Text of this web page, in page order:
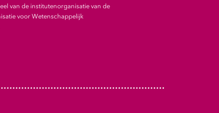
van de institutenorganisatie van de
voor Wetenschappelijk